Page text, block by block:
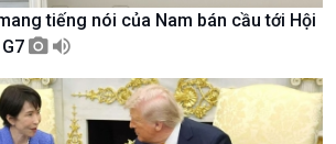
tiếng nói của Nam bán cầu tới Hội